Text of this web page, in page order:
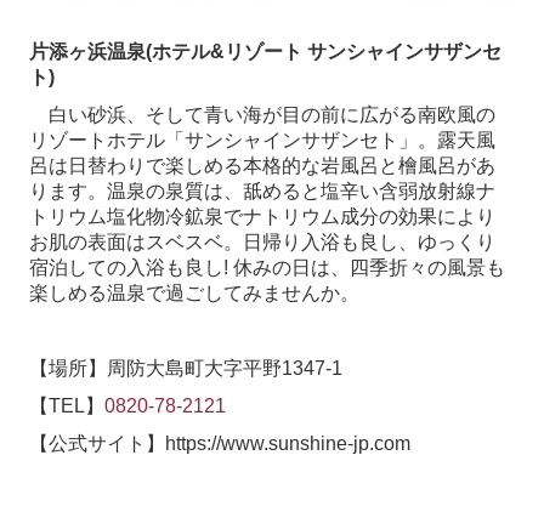
片添ヶ浜温泉(ホテル& リゾート サンシャインサザンセ
ト)
白い砂浜、そして青い海が目の前に広がる南欧風の
リゾートホテル「サンシャインサザンセト」。露天風
呂は日替わりで楽しめる本格的な岩風呂と檜風呂があ
ります。温泉の泉質は、舐めると塩辛い含弱放射線ナ
トリウム塩化物冷鉱泉でナトリウム成分の効果により
お肌の表面はスベスベ。日帰り入浴も良し、ゆっくり
宿泊しての入浴も良し!休みの日は、四季折々の風景も
楽しめる温泉で過ごしてみませんか。
【場所】周防大島町大字平野1347-1
【TEL 】0820-78-2121
【公式サイト】
https://www.sunshine-jp.com